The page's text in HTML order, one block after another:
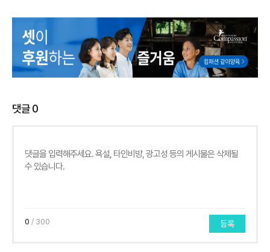
댓글0
0 / 300 등록